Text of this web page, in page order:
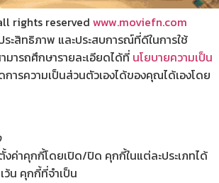
rights reserved www.moviefn.com
ะสิทธิภาพ และประสบการณ์ที่ดีในการใช้
ารถศึกษารายละเอียดได้ที่ นโยบายความเป็น
การความเป็นส่วนตัวเองได้ของคุณได้เองโดย
ค่าคุกกี้โดยเปิด/ปิด คุกกี้ในแต่ละประเภทได้
ว้น คุกกี้ที่จำเป็น